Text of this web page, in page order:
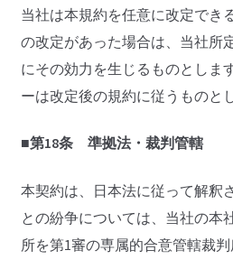
当社は本規約を任意に改定でき
の改定があった場合は、当社所
にその効力を生じるものとしま
ーは改定後の規約に従うものと
■第18条 準拠法・裁判管轄
本契約は、日本法に従って解釈
との紛争については、当社の本
所を第1審の専属的合意管轄裁判